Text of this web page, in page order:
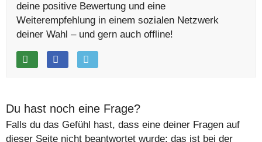
deine positive Bewertung und eine
Weiterempfehlung in einem sozialen Netzwerk
deiner Wahl – und gern auch offline!
Du hast noch eine Frage?
Falls du das Gefühl hast, dass eine deiner Fragen auf
dieser Seite nicht beantwortet wurde: das ist bei der